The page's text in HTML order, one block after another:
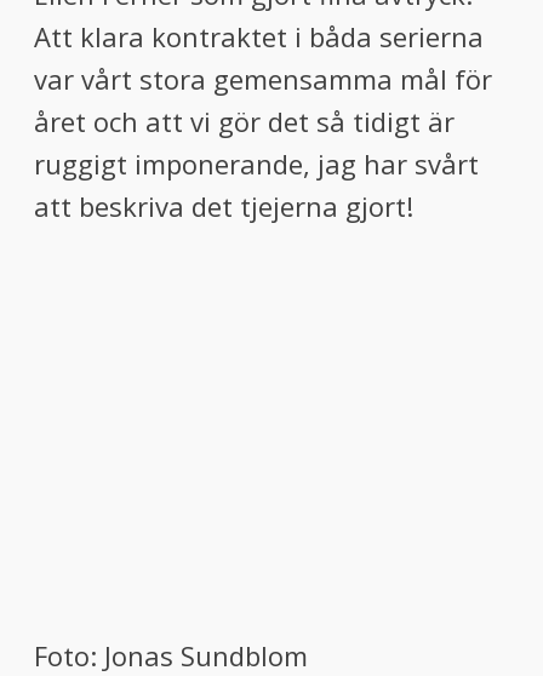
Att klara kontraktet i båda serierna
var vårt stora gemensamma mål för
året och att vi gör det så tidigt är
ruggigt imponerande, jag har svårt
att beskriva det tjejerna gjort!
Foto: Jonas Sundblom